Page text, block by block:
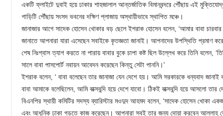
একটি ফ্লাইটে দুবাই হয়ে ঢাকার শাহজালাল আন্তর্জাতিক বিমানবন্দরে পৌঁছায় এই
গাড়িটি পৌঁছায় সংসদ ভবনের দক্ষিণ প্লাজায় অস্থায়ীভাবে স্থাপিত মঞ্চে।
জানাজার আগে সাদেক হোসেন খোকার বড় ছেলে ইশরাক হোসেন বলেন, ‘আমার বাবা চারবার
জানাতে আপনারা যারা এসেছেন সবাইকে কৃতজ্ঞতা জানাই। আপনাদের উপস্থিতি প্রমাণ করে
শেষ নিঃশ্বাস ত্যাগ করতে না পারায় বাবার বুকে চাপা কষ্ট ছিল উল্লেখ করে তিনি বলেন,
সালে বাবা পাসপোর্ট নবায়ন আবেদন করেছেন কিন্তু সেটা পাননি।’
ইশরাক বলেন, ‘ বাবা বলেছেন তার জানাজা যেন দেশে হয়। আমি সরকারকে ধন্যবাদ
বাবা আমাকে বলেছিলেন, আমি বাক্সবন্দি হয়ে দেশে যাবো। ঠিকই বাক্সবন্দি হয়ে আসলো
বিএনপির স্থায়ী কমিটির সদস্য ব্যারিস্টার মওদুদ আহমদ বলেন, ‘সাদেক হোসেন খোকা
এবং আধুনিক ঢাকা গড়তে কাজ করেছেন। আপনারা সবই তার জন্য দোয়া করবেন আল্লাহ